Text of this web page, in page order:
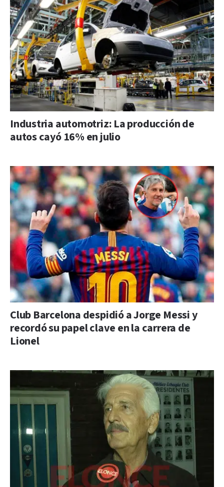
Industria automotriz: La producción de
autos cayó 16% en julio
Club Barcelona despidió a Jorge Messi y
recordó su papel clave en la carrera de
Lionel